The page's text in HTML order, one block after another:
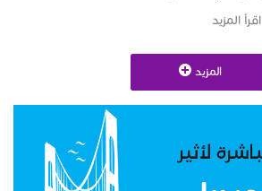
اقرأ المزيد
المزيد